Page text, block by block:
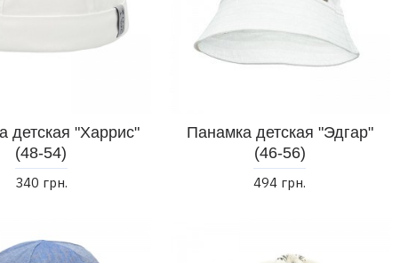
детская "Харрис"
(48-54)
340 грн.
Панамка детская "Эдгар"
(46-56)
494 грн.